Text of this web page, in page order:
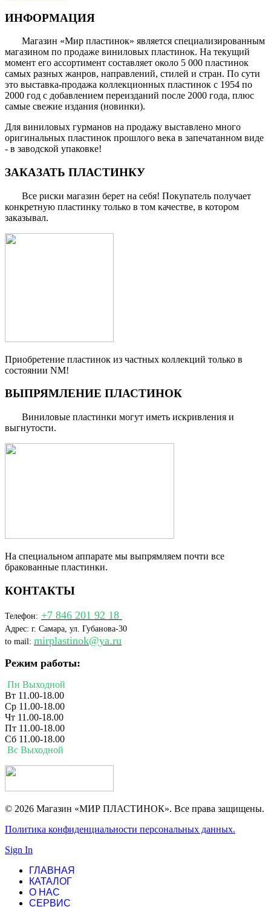
ИНФОРМАЦИЯ
Магазин «Мир пластинок» является специализированным
магазином по продаже виниловых пластинок. На текущий
момент его ассортимент составляет около 5 000 пластинок
самых разных жанров, направлений, стилей и стран. По сути
это выставка-продажа коллекционных пластинок с 1954 по
2000 год с добавлением переизданий после 2000 года, плюс
самые свежие издания (новинки).
Для виниловых гурманов на продажу выставлено много
оригинальных пластинок прошлого века в запечатанном виде
- в заводской упаковке!
ЗАКАЗАТЬ ПЛАСТИНКУ
Все риски магазин берет на себя! Покупатель получает
конкретную пластинку только в том качестве, в котором
заказывал.
Приобретение пластинок из частных коллекций только в
состоянии NM!
ВЫПРЯМЛЕНИЕ ПЛАСТИНОК
Виниловые пластинки могут иметь искривления и
выгнутости.
На специальном аппарате мы выпрямляем почти все
бракованные пластинки.
КОНТАКТЫ
Телефон: +7 846 201 92 18
Адрес: г. Самара, ул. Губанова-30
to mail: mirplastinok@ya.ru
Режим работы:
Пн Выходной
Вт 11.00-18.00
Ср 11.00-18.00
Чт 11.00-18.00
Пт 11.00-18.00
Сб 11.00-18.00
Вс Выходной
© 2026 Магазин «МИР ПЛАСТИНОК». Все права защищены.
Политика конфиденциальности персональных данных.
Sign In
ГЛАВНАЯ
КАТАЛОГ
О НАС
СЕРВИС